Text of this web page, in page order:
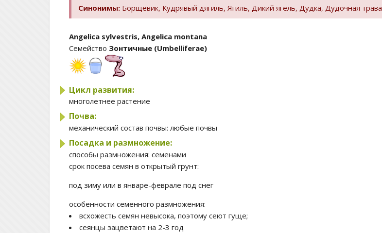
Синонимы: Борщевик, Кудрявый дягиль, Ягиль, Дикий ягель, Дудка, Дудочная трава
Angelica sylvestris, Angelica montana
Семейство Зонтичные (Umbelliferae)
Цикл развития:
многолетнее растение
Почва:
механический состав почвы: любые почвы
Посадка и размножение:
способы размножения: семенами
срок посева семян в открытый грунт:
под зиму или в январе-феврале под снег
особенности семенного размножения:
всхожесть семян невысока, поэтому сеют гуще;
сеянцы зацветают на 2-3 год